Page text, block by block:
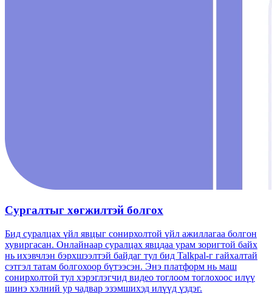
Сургалтыг хөгжилтэй болгох
Бид суралцах үйл явцыг сонирхолтой үйл ажиллагаа болгон
хувиргасан. Онлайнаар суралцах явцдаа урам зоригтой байх
нь ихэвчлэн бэрхшээлтэй байдаг тул бид Talkpal-г гайхалтай
сэтгэл татам болгохоор бүтээсэн. Энэ платформ нь маш
сонирхолтой тул хэрэглэгчид видео тоглоом тоглохоос илүү
шинэ хэлний ур чадвар эзэмшихэд илүүд үздэг.